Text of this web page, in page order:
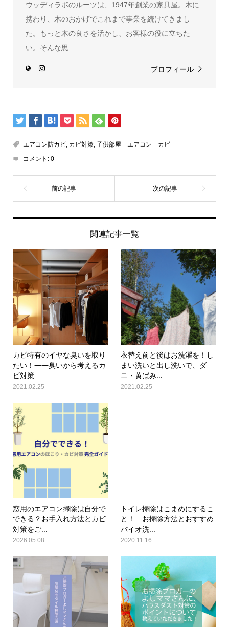
ウッディラボのルーツは、1947年創業の家具屋。木に
携わり、木のおかげでこれまで事業を続けてきまし
た。もっと木の良さを活かし、お客様の役に立ちた
い。そんな思...
プロフィール
エアコン防カビ, カビ対策, 子供部屋 エアコン カビ
コメント: 0
関連記事一覧
カビ特有のイヤな臭いを取り
たい！——臭いから考えるカ
ビ対策
2021.02.25
衣替え前と後はお洗濯を！し
まい洗いと出し洗いで、ダ
ニ・黄ばみ...
2021.02.25
窓用のエアコン掃除は自分で
できる？お手入れ方法とカビ
対策をご...
2026.05.08
トイレ掃除はこまめにするこ
と！ お掃除方法とおすすめ
バイオ洗...
2020.11.16